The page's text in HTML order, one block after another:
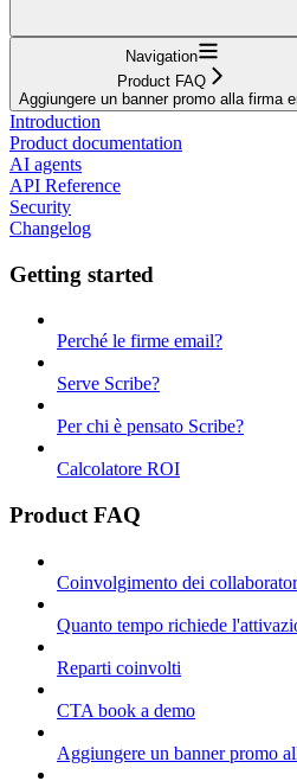
Navigation
Product FAQ
Aggiungere un banner promo alla firma
Introduction
Product documentation
AI agents
API Reference
Security
Changelog
Getting started
Perché le firme email?
Serve Scribe?
Per chi è pensato Scribe?
Calcolatore ROI
Product FAQ
Coinvolgimento dei
Quanto tempo richiede
Reparti coinvolti
CTA book a demo
Aggiungere un banner promo